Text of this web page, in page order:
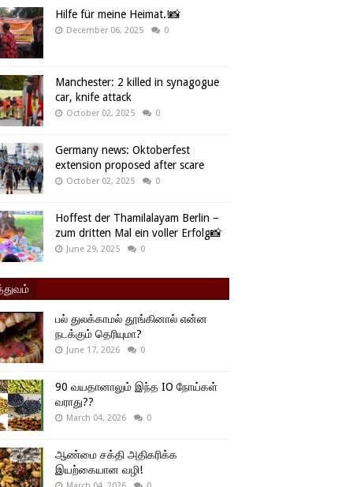
Hilfe für meine Heimat.!📸
December 06, 2025 0
Manchester: 2 killed in synagogue
car, knife attack
October 02, 2025 0
Germany news: Oktoberfest
extension proposed after scare
October 02, 2025 0
Hoffest der Thamilalayam Berlin –
zum dritten Mal ein voller Erfolg📸
June 29, 2025 0
பல் துலக்காமல் தூங்கினால் என்ன
நடக்கும் தெரியுமா?
June 17, 2026 0
90 வயதானாலும் இந்த IO நோய்கள்
வராது??
March 04, 2026 0
ஆண்மை சக்தி அதிகரிக்க
இயற்கையான வழி!